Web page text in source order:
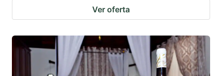
Ver oferta